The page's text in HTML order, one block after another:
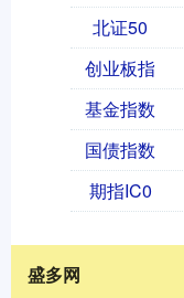
北证50
创业板指
基金指数
国债指数
期指IC0
盛多网